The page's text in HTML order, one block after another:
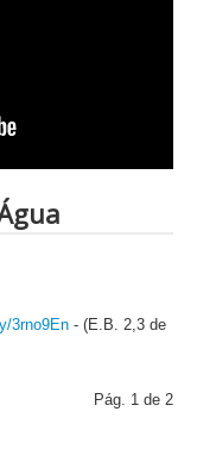
3rno9En - (E.B. 2,3 de
Pág. 1 de 2